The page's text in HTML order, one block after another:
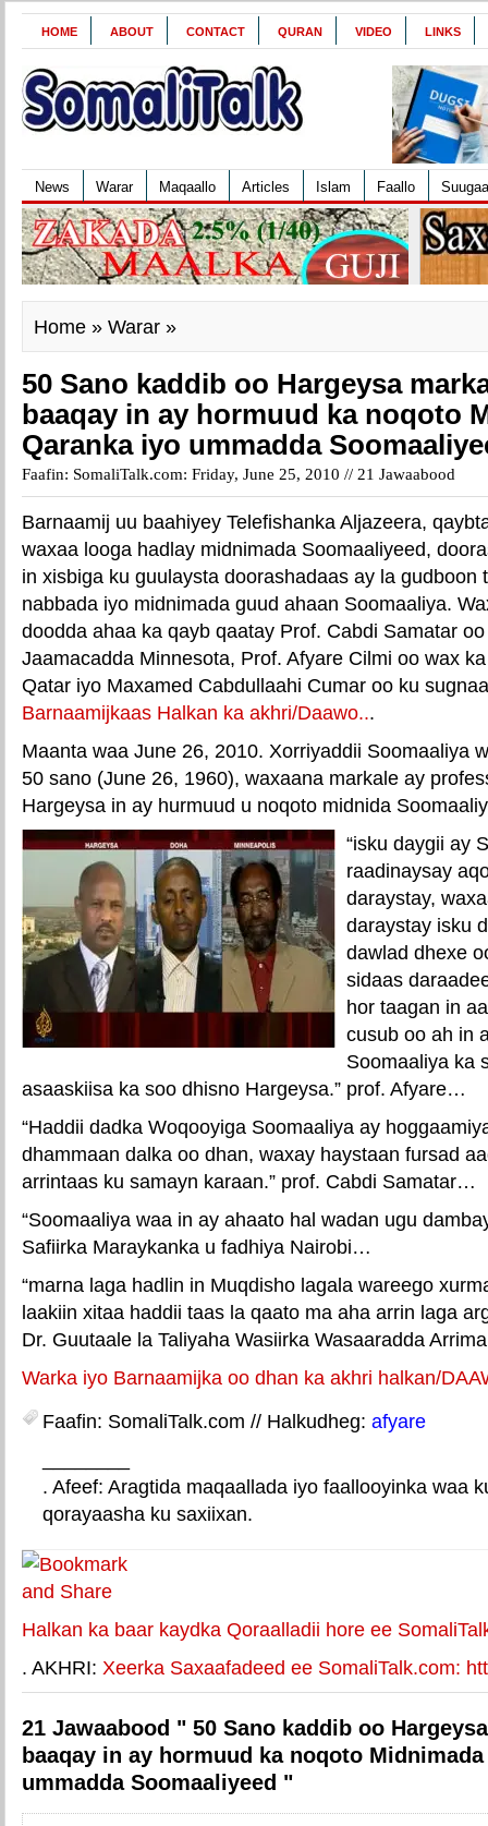
HOME ABOUT CONTACT QURAN VIDEO LINKS
News Warar Maqaallo Articles Islam Faallo
Home » Warar »
50 Sano kaddib oo Hargeysa
baaqay in ay hormuud ka noqoto
Qaranka iyo ummadda
Faafin: SomaliTalk.com: Friday, June 25, 2010 // 21 Jawaabood
Barnaamij uu baahiyey Telefishanka Aljazeera,
waxaa looga hadlay midnimada Soomaaliyeed,
in xisbiga ku guulaysta doorashadaas ay la gudboon
nabbada iyo midnimada guud ahaan Soomaaliya.
doodda ahaa ka qayb qaatay Prof. Cabdi Samatar
Jaamacadda Minnesota, Prof. Afyare Cilmi oo wax
Qatar iyo Maxamed Cabdullaahi Cumar oo ku
Barnaamijkaas Halkan ka akhri/Daawo...
Maanta waa June 26, 2010. Xorriyaddii Soomaaliya
50 sano (June 26, 1960), waxaana markale ay
Hargeysa in ay hurmuud u noqoto midnida
“isku daygii ay
raadinaysay
daraystay,
daraystay isku
dawlad dhexe
sidaas
hor taagan in
cusub oo ah in
Soomaaliya ka
asaaskiisa ka soo dhisno Hargeysa.” prof. Afyare…
“Haddii dadka Woqooyiga Soomaaliya ay
dhammaan dalka oo dhan, waxay haystaan fursad
arrintaas ku samayn karaan.” prof. Cabdi Samatar…
“Soomaaliya waa in ay ahaato hal wadan ugu
Safiirka Maraykanka u fadhiya Nairobi…
“marna laga hadlin in Muqdisho lagala wareego
laakiin xitaa haddii taas la qaato ma aha arrin laga
Dr. Guutaale la Taliyaha Wasiirka Wasaaradda
Warka iyo Barnaamijka oo dhan ka akhri halkan/
Faafin: SomaliTalk.com // Halkudheg: afyare
. Afeef: Aragtida maqaallada iyo faallooyinka waa
qorayaasha ku saxiixan.
Halkan ka baar kaydka Qoraalladii hore ee
. AKHRI: Xeerka Saxaafadeed ee SomaliTalk.com:
21 Jawaabood " 50 Sano kaddib oo
baaqay in ay hormuud ka noqoto
ummadda Soomaaliyeed "